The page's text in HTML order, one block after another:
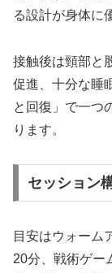
る設計が身体に
接触後は頸部と
促進、十分な睡
と回復」で一つ
ります。
セッション
目安はウォーム
20分、戦術ゲー